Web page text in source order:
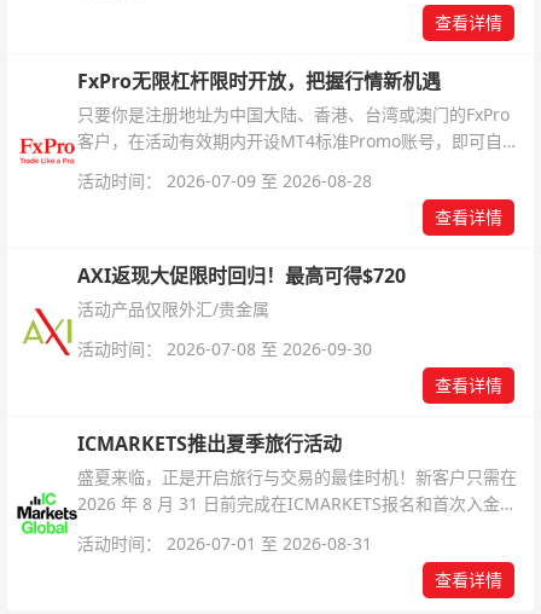
查看详情
FxPro无限杠杆限时开放，把握行情新机遇
只要你是注册地址为中国大陆、香港、台湾或澳门的FxPro
客户，在活动有效期内开设MT4标准Promo账号，即可自动
解锁无限倍杠杆福利，无需额外复杂操作。
活动时间： 2026-07-09 至 2026-08-28
查看详情
AXI返现大促限时回归！最高可得$720
活动产品仅限外汇/贵金属
活动时间： 2026-07-08 至 2026-09-30
查看详情
ICMARKETS推出夏季旅行活动
盛夏来临，正是开启旅行与交易的最佳时机！新客户只需在
2026 年 8 月 31 日前完成在ICMARKETS报名和首次入金即
可参与！
活动时间： 2026-07-01 至 2026-08-31
查看详情